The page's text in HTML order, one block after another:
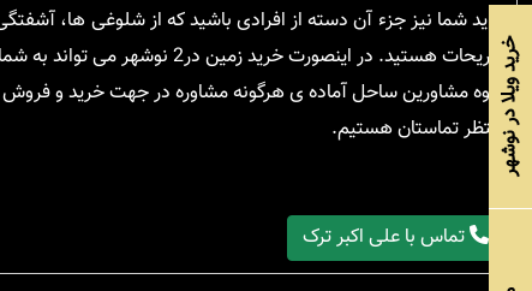
شاید شما نیز جزء آن دسته از افرادی باشید که از شلوغی ها،
تفریحات هستید. در اینصورت خرید زمین در2 نوشهر می تواند به شما در رسیدن به این اهداف کمک شایانی به عمل آورد.
گروه مشاورین ساحل آماده ی هرگونه مشاوره در جهت خرید و فروش
منتظر تماستان هستیم.
تماس با علی اکبر ترک
خرید ویلا در نوشهر